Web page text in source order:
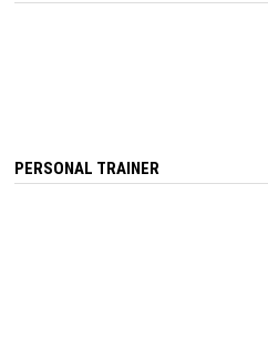
PERSONAL TRAINER